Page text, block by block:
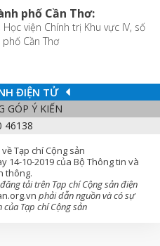
phố Cần Thơ:
viện Chính trị Khu vực IV, số
Cần Thơ
ĐIỆN TỬ
GÓP Ý KIẾN
46138
Tạp chí Cộng sản
14-10-2019 của Bộ Thông tin và
thông.
tải trên Tạp chí Cộng sản điện
phải dẫn nguồn và có sự
Tạp chí Cộng sản